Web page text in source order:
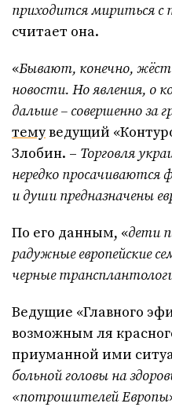
приходится мириться
считает она.
«Бывают, конечно,
новости. Но явления, о
дальше – совершенно за
темуведущий
Злобин. – Торговля
нередко
и души предназначены
По его данным, «дети
радужные европейские
черные
Ведущие «Главного
возможным ля
приуманной ими
больной головы на
«потрошителей Европы